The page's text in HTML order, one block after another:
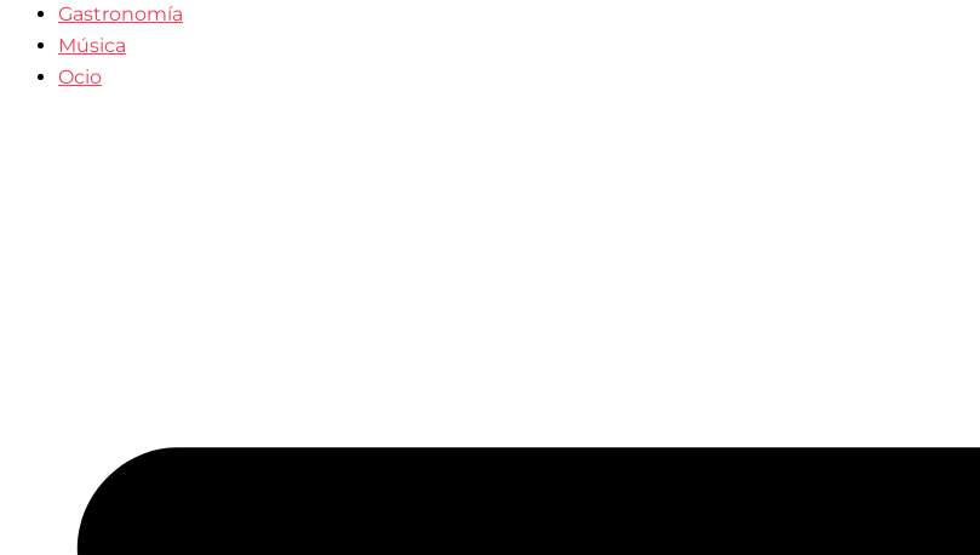
Gastronomía
Música
Ocio